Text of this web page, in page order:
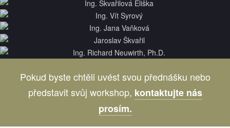
Pokud byste chtěli uvést svou přednášku nebo
představit svůj workshop, kontaktujte nás
prosím.